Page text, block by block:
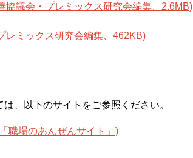
議会・プレミックス研究会編集、2.6MB)
レミックス研究会編集、462KB)
、以下のサイトをご参照ください。
職場のあんぜんサイト」)